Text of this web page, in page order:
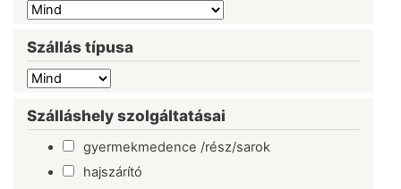
Szállás típusa
Szálláshely szolgáltatásai
gyermekmedence /rész/sarok
hajszárító